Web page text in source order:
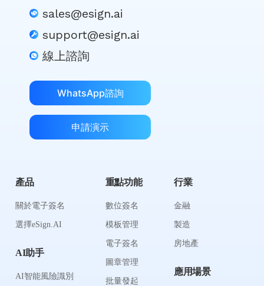
sales@esign.ai
support@esign.ai
線上諮詢
WhatsApp諮詢
申請演示
產品
關於電子簽名
選擇eSign.AI
AI助手
AI智能風險識別
重點功能
數位簽名
模板管理
電子簽名
圖章管理
批量發起
行業
金融
製造
房地產
應用場景